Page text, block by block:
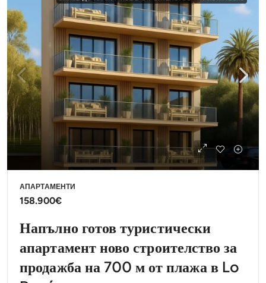
АПАРТАМЕНТИ
158.900€
Напълно готов туристически
апартамент ново строителство за
продажба на 700 м от плажа в Lo